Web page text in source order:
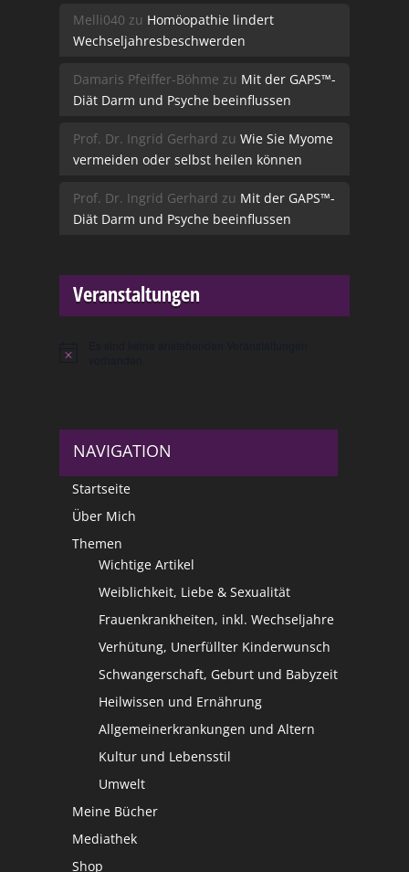
Melli040 zu Homöopathie lindert
Wechseljahresbeschwerden
Damaris Pfeiffer-Böhme zu Mit der GAPS™-
Diät Darm und Psyche beeinflussen
Prof. Dr. Ingrid Gerhard zu Wie Sie Myome
vermeiden oder selbst heilen können
Prof. Dr. Ingrid Gerhard zu Mit der GAPS™-
Diät Darm und Psyche beeinflussen
Veranstaltungen
Hinweis
NAVIGATION
Startseite
Über Mich
Themen
Wichtige Artikel
Weiblichkeit, Liebe & Sexualität
Frauenkrankheiten, inkl. Wechseljahre
Verhütung, Unerfüllter Kinderwunsch
Schwangerschaft, Geburt und Babyzeit
Heilwissen und Ernährung
Allgemeinerkrankungen und Altern
Kultur und Lebensstil
Umwelt
Meine Bücher
Mediathek
Shop